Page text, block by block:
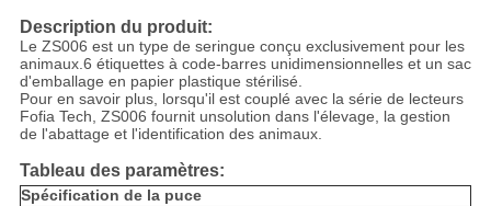
Description du produit:
Le ZS006 est un type de seringue conçu exclusivement pour les
animaux.6 étiquettes à code-barres unidimensionnelles et un sac
d'emballage en papier plastique stérilisé.
Pour en savoir plus, lorsqu'il est couplé avec la série de lecteurs
Fofia Tech, ZS006 fournit unsolution dans l'élevage, la gestion
de l'abattage et l'identification des animaux.
Tableau des paramètres:
Spécification de la puce